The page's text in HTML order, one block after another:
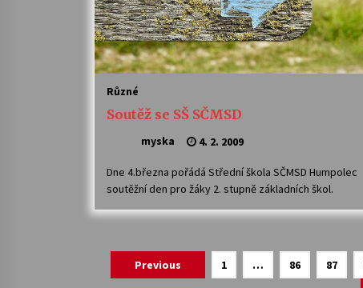
Různé
Soutěž se SŠ SČMSD
myska 4. 2. 2009
Dne 4.března pořádá Střední škola SČMSD Humpolec
soutěžní den pro žáky 2. stupně základních škol.
Navigace
Previous 1 … 86 87